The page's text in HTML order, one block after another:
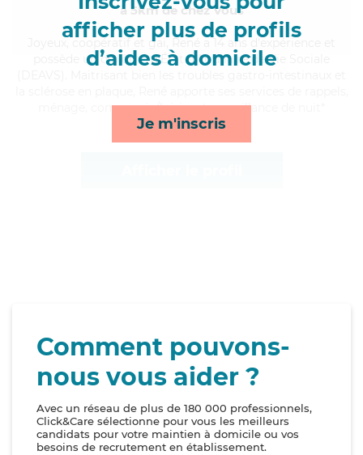
afficher plus de profils
d’aides à domicile
Je m'inscris
à 5km de chez Vous
, coopératif et gai, René a 14 ans d'expérience et
possède un diplôme d'État d'Auxiliaire de Vie Sociale
ménage, compagnie/loisirs et surveillance de nuit*
Comment pouvons-
nous vous aider ?
Avec un réseau de plus de 180 000 professionnels,
Click&Care sélectionne pour vous les meilleurs
candidats pour votre maintien à domicile ou vos
besoins de recrutement en établissement.